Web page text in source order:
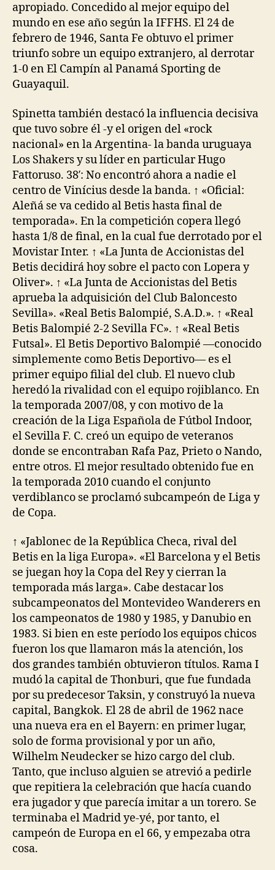
apropiado. Concedido al mejor equipo del
mundo en ese año según la IFFHS. El 24 de
febrero de 1946, Santa Fe obtuvo el primer
triunfo sobre un equipo extranjero, al derrotar
1-0 en El Campín al Panamá Sporting de
Guayaquil.
Spinetta también destacó la influencia decisiva
que tuvo sobre él -y el origen del «rock
nacional» en la Argentina- la banda uruguaya
Los Shakers y su líder en particular Hugo
Fattoruso. 38′: No encontró ahora a nadie el
centro de Vinícius desde la banda. ↑ «Oficial:
Aleñá se va cedido al Betis hasta final de
temporada». En la competición copera llegó
hasta 1/8 de final, en la cual fue derrotado por el
Movistar Inter. ↑ «La Junta de Accionistas del
Betis decidirá hoy sobre el pacto con Lopera y
Oliver». ↑ «La Junta de Accionistas del Betis
aprueba la adquisición del Club Baloncesto
Sevilla». «Real Betis Balompié, S.A.D.». ↑ «Real
Betis Balompié 2-2 Sevilla FC». ↑ «Real Betis
Futsal». El Betis Deportivo Balompié —conocido
simplemente como Betis Deportivo— es el
primer equipo filial del club. El nuevo club
heredó la rivalidad con el equipo rojiblanco. En
la temporada 2007/08, y con motivo de la
creación de la Liga Española de Fútbol Indoor,
el Sevilla F. C. creó un equipo de veteranos
donde se encontraban Rafa Paz, Prieto o Nando,
entre otros. El mejor resultado obtenido fue en
la temporada 2010 cuando el conjunto
verdiblanco se proclamó subcampeón de Liga y
de Copa.
↑ «Jablonec de la República Checa, rival del
Betis en la liga Europa». «El Barcelona y el Betis
se juegan hoy la Copa del Rey y cierran la
temporada más larga». Cabe destacar los
subcampeonatos del Montevideo Wanderers en
los campeonatos de 1980 y 1985, y Danubio en
1983. Si bien en este período los equipos chicos
fueron los que llamaron más la atención, los
dos grandes también obtuvieron títulos. Rama I
mudó la capital de Thonburi, que fue fundada
por su predecesor Taksin, y construyó la nueva
capital, Bangkok. El 28 de abril de 1962 nace
una nueva era en el Bayern: en primer lugar,
solo de forma provisional y por un año,
Wilhelm Neudecker se hizo cargo del club.
Tanto, que incluso alguien se atrevió a pedirle
que repitiera la celebración que hacía cuando
era jugador y que parecía imitar a un torero. Se
terminaba el Madrid ye-yé, por tanto, el
campeón de Europa en el 66, y empezaba otra
cosa.